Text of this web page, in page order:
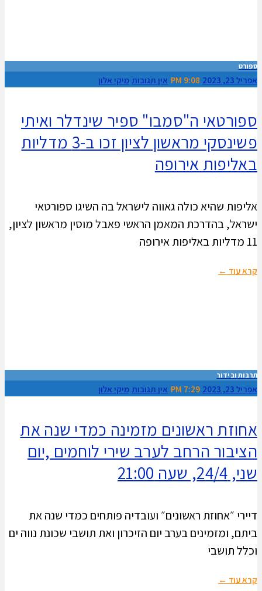
ספורט
אפריל 23, 2023 9:08 PM אין תגובות מיקי אלון
ספורטאי ה"סמבו" ספיר שינדלר ואיתי
פשינסקי מראשון לציון זכו ב-3 מדליות
באליפות אירופה
אליפות שהיא כולה גאווה לישראל בה השיגו ספורטאי
ישראל, בהדרכת המאמן הראשי פאבל מוסין מראשון לציון,
11 מדליות באליפות אירופה
קרא עוד ←
תרבות ובידור
אפריל 23, 2023 7:29 PM אין תגובות מיקי אלון
אחוזת ראשונים מזמינה כמדי שנה את
הציבור הרחב לערב שירי לוחמים ,יום
שני, 24/4, שעה 21:00
דיירי ״אחוזת ראשונים״ ועובדיה פותחים כמדי שנה את
ביתם, ומזמינים בערב יום הזיכרון ואת תושבי שכונת נווה ים
וכלל תושבי
קרא עוד ←